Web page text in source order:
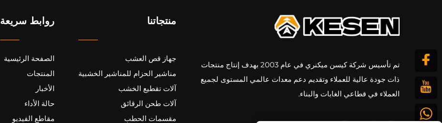
تم تأسيس شركة كيسن ميكنري في عام 2003 بهدف إنتاج منتجات
ذات جودة عالية للعملاء وتقديم دعم معدات عالمي المستوى لجميع
العملاء في قطاعي الغابات والبناء.
منتجاتنا
جهاز قص العشب
مناشير الحزام للمناشير الخشبية
آلات تقطيع الخشب
آلات طحن الرقائق
مقسمات الحطب
روابط سريعة
الصفحة الرئيسية
المنتجات
الأخبار
حالة الأداء
مقاطع الفيديو